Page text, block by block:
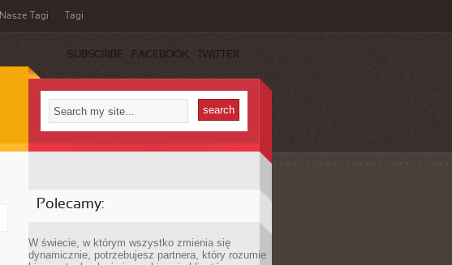
Nasze Tagi Tagi
SUBSCRIBE FACEBOOK TWITTER
Polecamy:
W świecie, w którym wszystko zmienia się
dynamicznie, potrzebujesz partnera, który rozumie